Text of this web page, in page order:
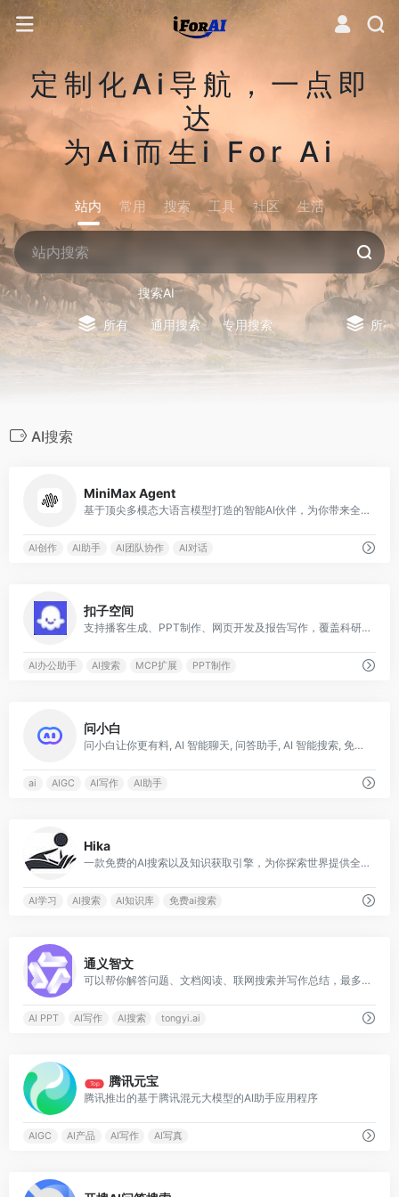
定制化Ai导航，一点即
达
为Ai而生i For Ai
站内 常用 搜索 工具 社区 生活
搜索AI
所有 通用搜索 专用搜索 所有
AI搜索
MiniMax Agent
基于顶尖多模态大语言模型打造的智能AI伙伴，为你带来全方位的智能体验：精准搜索解答、一目了然的图像识别、沉浸式语音对话、专业创意写作、文档闪速解析，还有独家悬浮球功能让复杂任务变得轻而易举
AI创作 AI助手 AI团队协作 AI对话
扣子空间
支持播客生成、PPT制作、网页开发及报告写作，覆盖科研、商业、舆情等领域的专家 Agent 7x24小时响应，生活工作无缝切换，提升50%效率！
AI办公助手 AI搜索 MCP扩展 PPT制作
问小白
问小白让你更有料, AI 智能聊天, 问答助手, AI 智能搜索, 免费无限量使用 DeepSeek R1 模型，支持联网搜索。
ai AIGC AI写作 AI助手
Hika
一款免费的AI搜索以及知识获取引擎，为你探索世界提供全新的方式与思路，你提出问题，HIKA会实时搜索网络，深度思考并给出答案
AI学习 AI搜索 AI知识库 免费ai搜索
通义智文
可以帮你解答问题、文档阅读、联网搜索并写作总结，最多支持1000万字的文档速读
AI PPT AI写作 AI搜索 tongyi.ai
Top 腾讯元宝
腾讯推出的基于腾讯混元大模型的AI助手应用程序
AIGC AI产品 AI写作 AI写真